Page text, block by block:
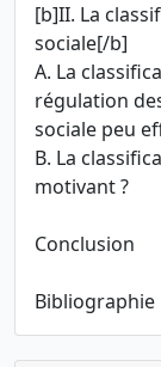
[b]II. La
sociale[/b]
A. La
régulation
sociale peu
B. La
motivant ?
Conclusion
Bibliographie